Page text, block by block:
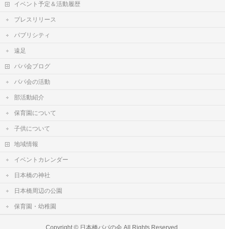
イベント予定＆活動履歴
プレスリリース
パブリシティ
遠足
パパ会ブログ
パパ会の活動
部活動紹介
保育園について
子供について
地域情報
イベントカレンダー
日本橋の神社
日本橋周辺の公園
保育園・幼稚園
Copyright © 日本橋パパの会All Rights Reserved.